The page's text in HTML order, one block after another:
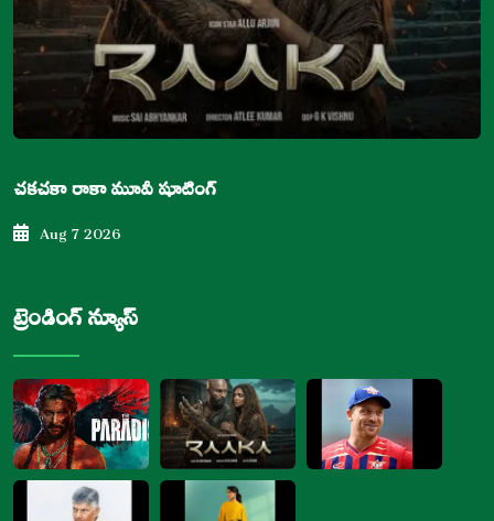
చకచకా రాకా మూవీ షూటింగ్
Aug 7 2026
ట్రెండింగ్ న్యూస్